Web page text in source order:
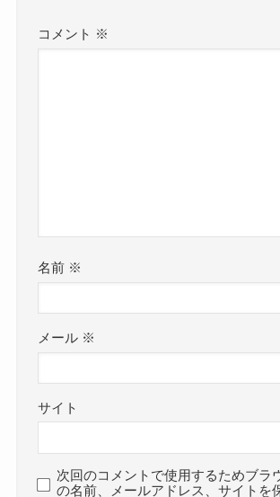
コメント ※
名前 ※
メール ※
サイト
次回のコメントで使用するためブラ
の名前、メールアドレス、サイトを